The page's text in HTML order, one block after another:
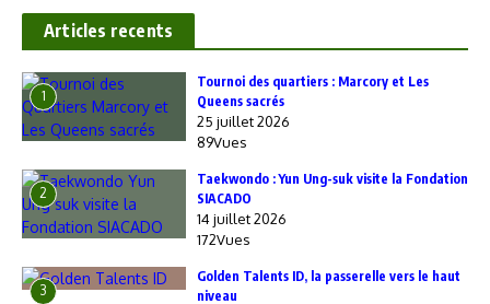
Articles recents
1
‎Tournoi des quartiers : Marcory et Les
Queens sacrés
25 juillet 2026
89Vues
2
Taekwondo : Yun Ung-suk visite la Fondation
SIACADO
14 juillet 2026
172Vues
3
Golden Talents ID, la passerelle vers le haut
niveau